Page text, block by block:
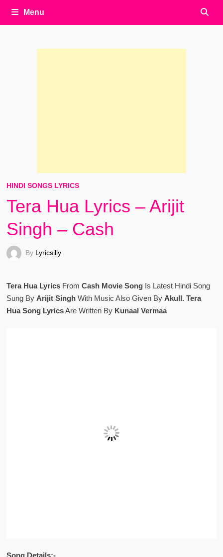
Menu
HINDI SONGS LYRICS
Tera Hua Lyrics – Arijit
Singh – Cash
By Lyricsilly
Tera Hua LyricsFrom Cash Movie SongIs Latest Hindi Song
Sung By Arijit SinghWith Music Also Given By Akull. Tera
Hua Song LyricsAre Written By Kunaal Vermaa